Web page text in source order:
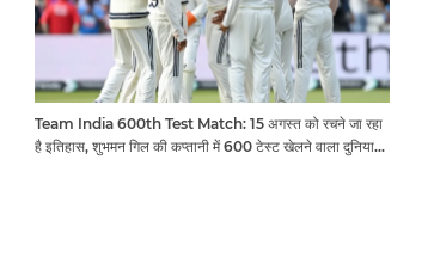
Team India 600th Test Match: 15 अगस्त को रचने जा रहा
है इतिहास, शुभमन गिल की कप्तानी में 600 टेस्ट खेलने वाला दुनिया